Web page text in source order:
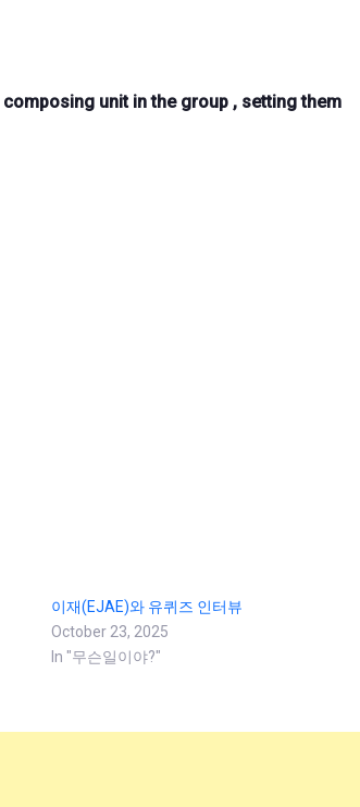
composing unit in the group , setting them
이재(EJAE)와 유퀴즈 인터뷰
October 23, 2025
In "무슨일이야?"